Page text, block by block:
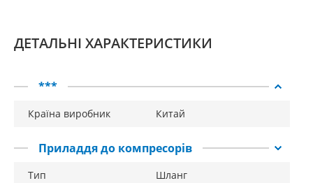
до підключення та роботи.
ДЕТАЛЬНІ ХАРАКТЕРИСТИКИ
***
Країна виробник Китай
Приладдя до компресорів
Тип
Шланг